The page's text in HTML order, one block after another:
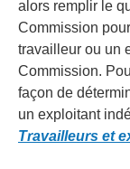
alors remplir le
Commission
travailleur ou un
Commission.
façon de
un exploitant
Travailleurs et